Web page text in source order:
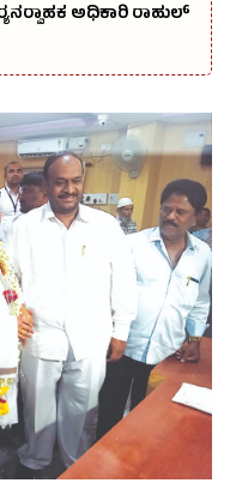
ಅಧಿಕಾರಿ ರಾಹುಲ್‌